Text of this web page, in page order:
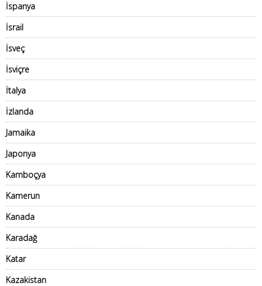
İspanya
İsrail
İsveç
İsviçre
İtalya
İzlanda
Jamaika
Japonya
Kamboçya
Kamerun
Kanada
Karadağ
Katar
Kazakistan